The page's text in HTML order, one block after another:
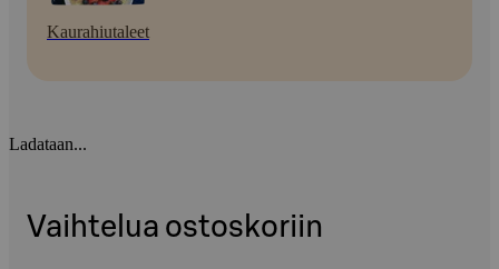
Kaurahiutaleet
Ladataan...
Vaihtelua ostoskoriin